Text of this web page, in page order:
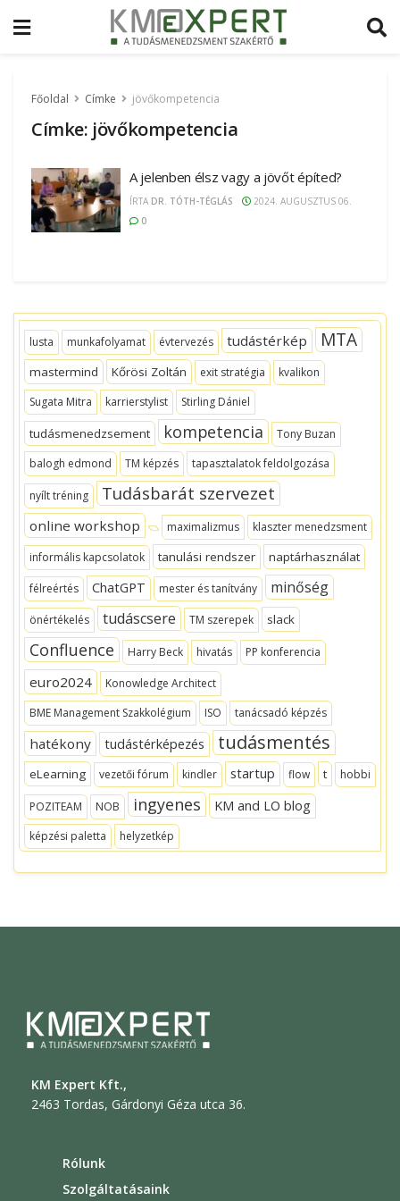
Főoldal Címke jövőkompetencia
Címke: jövőkompetencia
A jelenben élsz vagy a jövőt építed?
ÍRTA DR. TÓTH-TÉGLÁS
2024. AUGUSZTUS 06.
0
lusta munkafolyamat évtervezés tudástérkép MTA
mastermind Kőrösi Zoltán exit stratégia
kvalikon
Sugata Mitra
karrierstylist Stirling Dániel
tudásmenedzsement kompetencia
Tony Buzan
balogh edmond
TM képzés tapasztalatok feldolgozása
nyílt tréning Tudásbarát szervezet
online workshop maximalizmus
klaszter menedzsment
informális kapcsolatok
tanulási rendszer naptárhasználat
félreértés ChatGPT mester és tanítvány minőség
önértékelés tudáscsere TM szerepek slack
Confluence Harry Beck hivatás PP konferencia
euro2024
Konowledge Architect
BME Management Szakkolégium
ISO tanácsadó képzés
hatékony tudástérképezés tudásmentés
eLearning vezetői fórum kindler startup flow t hobbi
POZITEAM NOB ingyenes KM and LO blog
képzési paletta helyzetkép
KM Expert Kft.,
2463 Tordas, Gárdonyi Géza utca 36.
Rólunk
Szolgáltatásaink